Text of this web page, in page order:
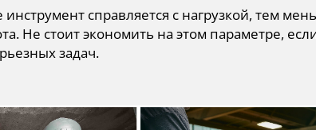
справляется с нагрузкой, тем
Не стоит экономить на этом параметре,
задач.